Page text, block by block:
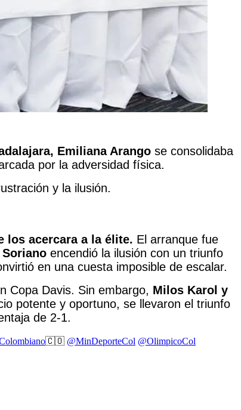
Emiliana Arango se consolidaba
por la adversidad física.
y la ilusión.
los acercara a la élite. El arranque fue
encendió la ilusión con un triunfo
en una cuesta imposible de escalar.
Copa Davis. Sin embargo, Milos Karol y
potente y oportuno, se llevaron el triunfo
de 2-1.
🇨🇴 @MinDeporteCol @OlimpicoCol